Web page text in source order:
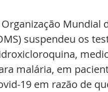
Mundial
suspendeu os
malária, em
19 em razão de